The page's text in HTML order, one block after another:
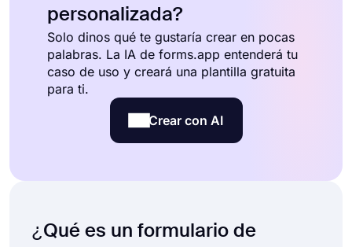
personalizada?
Solo dinos qué te gustaría crear en pocas
palabras. La IA de forms.app entenderá tu
caso de uso y creará una plantilla gratuita
para ti.
Crear con AI
¿Qué es un formulario de